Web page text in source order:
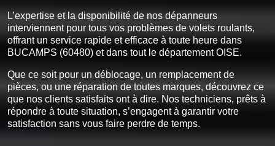
L’expertise et la disponibilité de nos dépanneurs
interviennent pour tous vos problèmes de volets roulants,
offrant un service rapide et efficace à toute heure dans
BUCAMPS (60480) et dans tout le département OISE.
Que ce soit pour un déblocage, un remplacement de
pièces, ou une réparation de toutes marques, découvrez ce
que nos clients satisfaits ont à dire. Nos techniciens, prêts à
répondre à toute situation, s’engagent à garantir votre
satisfaction sans vous faire perdre de temps.